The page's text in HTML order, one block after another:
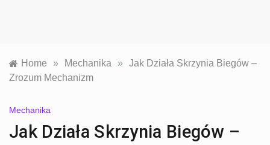
Home » Mechanika » Jak Działa Skrzynia Biegów –
Zrozum Mechanizm
Mechanika
Jak Działa Skrzynia Biegów –